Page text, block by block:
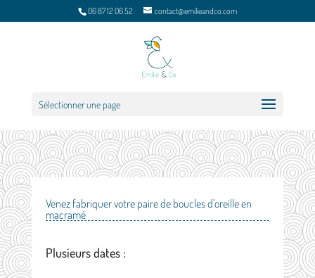
06 87 12 06 52 contact@emilieandco.com
Sélectionner une page
Venez fabriquer votre paire de boucles d’oreille en
macramé
Plusieurs dates :